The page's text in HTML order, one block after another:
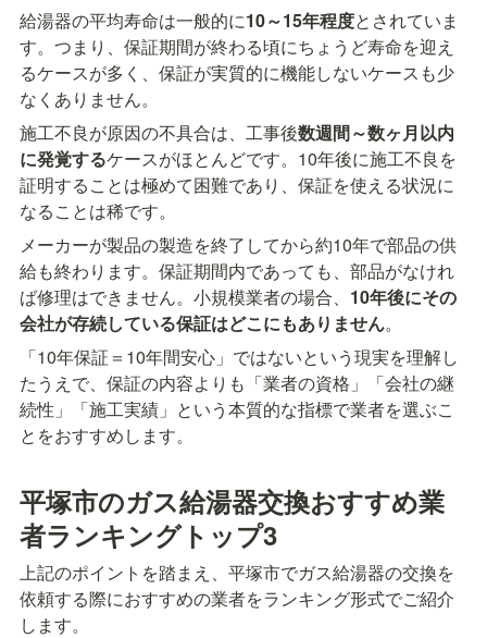
給湯器の平均寿命は一般的に10～15年程度とされていま
す。つまり、保証期間が終わる頃にちょうど寿命を迎え
るケースが多く、保証が実質的に機能しないケースも少
なくありません。
施工不良が原因の不具合は、工事後数週間～数ヶ月以内
に発覚するケースがほとんどです。10年後に施工不良を
証明することは極めて困難であり、保証を使える状況に
なることは稀です。
メーカーが製品の製造を終了してから約10年で部品の供
給も終わります。保証期間内であっても、部品がなけれ
ば修理はできません。小規模業者の場合、 10年後にその
会社が存続している保証はどこにもありません。
「10年保証＝10年間安心」ではないという現実を理解し
たうえで、保証の内容よりも「業者の資格」「会社の継
続性」「施工実績」という本質的な指標で業者を選ぶこ
とをおすすめします。
平塚市のガス給湯器交換おすすめ業
者ランキングトップ3
上記のポイントを踏まえ、平塚市でガス給湯器の交換を
依頼する際におすすめの業者をランキング形式でご紹介
します。